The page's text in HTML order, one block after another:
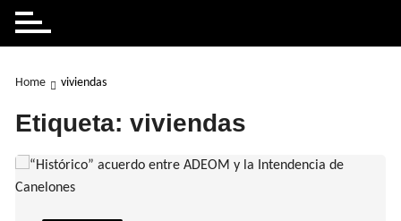
Home viviendas
Etiqueta:viviendas